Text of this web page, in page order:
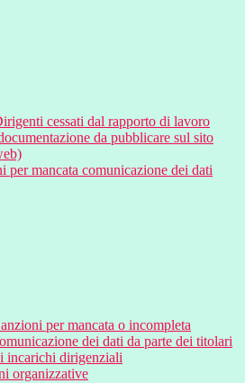
cessati dal rapporto di lavoro
da pubblicare sul sito
per mancata comunicazione dei dati
per mancata o incompleta
dei dati da parte dei titolari
incarichi dirigenziali
organizzative